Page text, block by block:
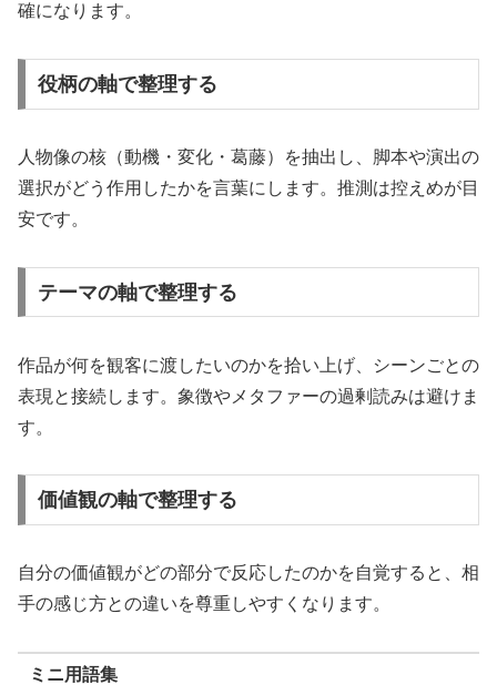
確になります。
役柄の軸で整理する
人物像の核（動機・変化・葛藤）を抽出し、脚本や演出の
選択がどう作用したかを言葉にします。推測は控えめが目
安です。
テーマの軸で整理する
作品が何を観客に渡したいのかを拾い上げ、シーンごとの
表現と接続します。象徴やメタファーの過剰読みは避けま
す。
価値観の軸で整理する
自分の価値観がどの部分で反応したのかを自覚すると、相
手の感じ方との違いを尊重しやすくなります。
ミニ用語集